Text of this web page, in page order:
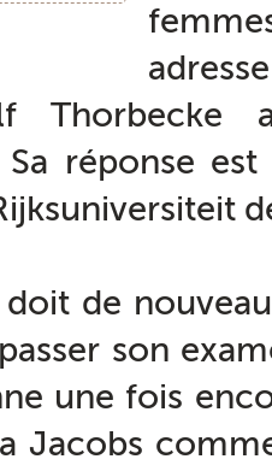
Thorbecke
Sa réponse
de
son
une fois
Jacobs